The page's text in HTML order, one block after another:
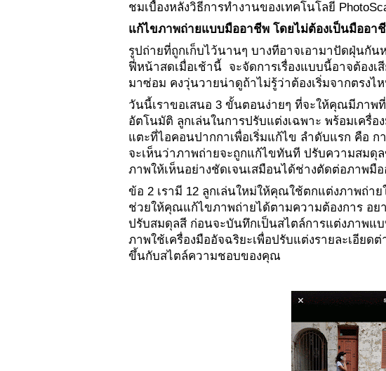
ชมเบื้องหลังวิธีการทำงานของเทคโนโลยี
แก้ไขภาพถ่ายแบบมืออาชีพ โดยไม่ต้องเป็นมืออา
รูปถ่ายที่ถูกเก็บไว้นานๆ บางทีอาจเอามาปัดฝุ่นกั
ฟี่หน้าสดเมื่อเช้านี้  จะจัดการเรื่องแบบนี้อาจต้องเ
มาซ่อม คงวุ่นวายน่าดูถ้าไม่รู้ว่าต้องเริ่มจากตรงไ
วันนี้เราขอเสนอ 3 ขั้นตอนง่ายๆ ที่จะให้คุณมีภาพ
อัตโนมัติ ลูกเล่นในการปรับแต่งเฉพาะ พร้อมเครื่
แตะที่ไอคอนปากกาเพื่อเริ่มแก้ไข ลำดับแรก คือ ก
จะเห็นว่าภาพถ่ายจะถูกแก้ไขทันที ปรับความสมดุ
ภาพให้เห็นอย่างชัดเจนเสมือนได้ช่างตัดต่อภาพมื
ข้อ 2 เรามี 12 ลูกเล่นใหม่ให้คุณใช้ตกแต่งภาพถ่า
ช่วยให้คุณแก้ไขภาพถ่ายได้ตามความต้องการ อย
ปรับสมดุลสี ก่อนจะบันทึกเป็นสไตล์การแต่งภาพ
ภาพใช้เครื่องมืออัจฉริยะเพื่อปรับแต่งรายละเอียด
ขึ้นกับสไตล์ความชอบของคุณ